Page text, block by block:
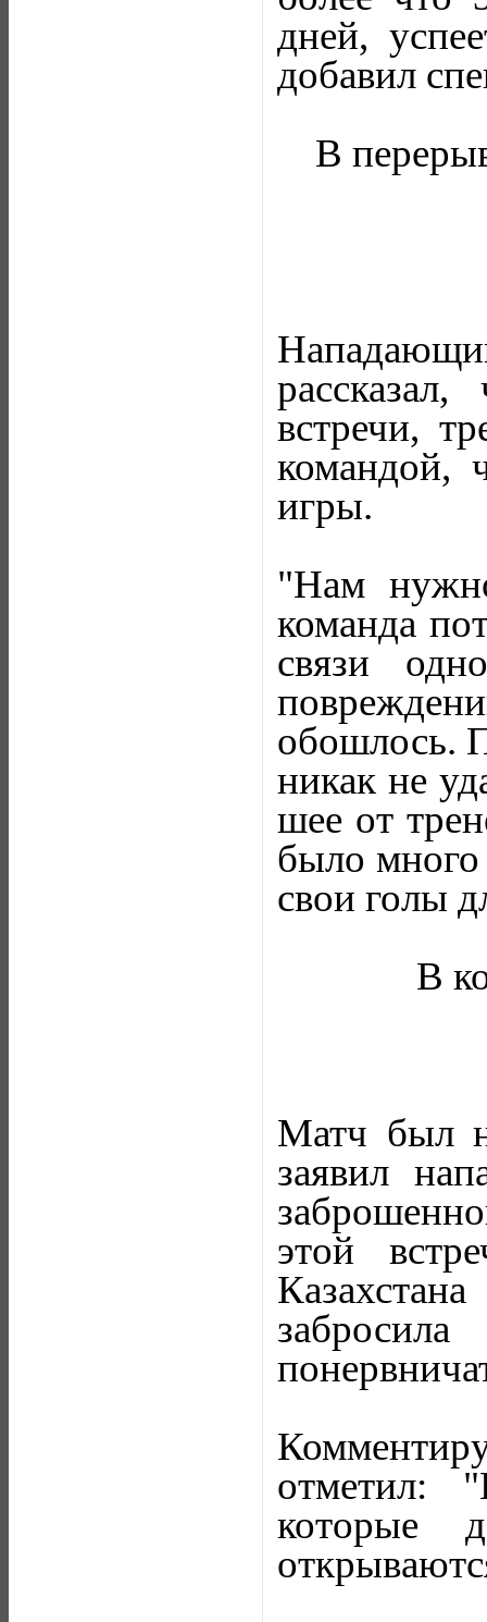
дней,
добавил
В
встречи,
командой,
игры.
"Нам
команда
связи
обошлось.
никак не
шее от
было много
свои голы
В
Матч был
заявил
этой
отметил:
которые